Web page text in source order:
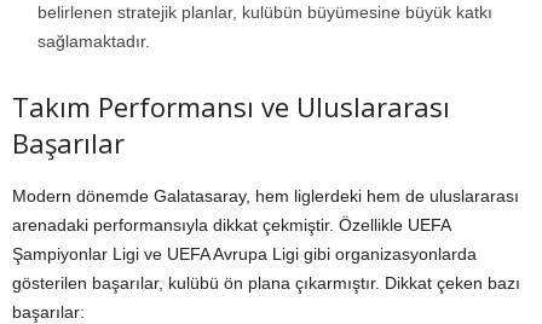
belirlenen stratejik planlar, kulübün büyümesine büyük katkı
sağlamaktadır.
Takım Performansı ve Uluslararası
Başarılar
Modern dönemde Galatasaray, hem liglerdeki hem de uluslararası
arenadaki performansıyla dikkat çekmiştir. Özellikle UEFA
Şampiyonlar Ligi ve UEFA Avrupa Ligi gibi organizasyonlarda
gösterilen başarılar, kulübü ön plana çıkarmıştır. Dikkat çeken bazı
başarılar: